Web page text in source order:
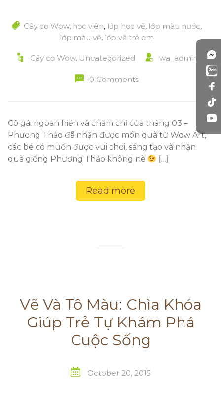
Cây cọ Wow, học viên, lớp học vẽ, lớp màu nước,
lớp màu vẽ, lớp vẽ trẻ em
Cây cọ Wow, Uncategorized wa_admin
0 Comments
Cô gái ngoan hiền và chăm chỉ của tháng 03 –
Phương Thảo đã nhận được món quà từ Wow Art,
các bé có muốn được vui chơi, sáng tạo và nhận
quà giống Phương Thảo không nè
[…]
Read more
Vẽ Và Tô Màu: Chìa Khóa
Giúp Trẻ Tự Khám Phá
Cuộc Sống
October 20, 2015